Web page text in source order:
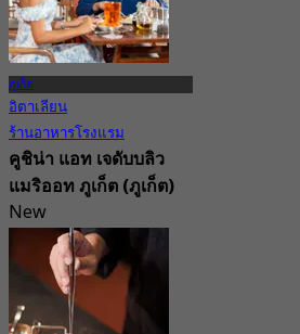
ภูเก็ต
อิตาเลียน
ร้านอาหารโรงแรม
คูชิน่า แอท เจดับบลิว
แมริออท ภูเก็ต (ภูเก็ต)
New
จาก
฿ 890